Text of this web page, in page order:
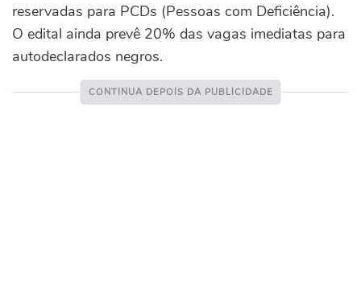
reservadas para PCDs (Pessoas com Deficiência).
O edital ainda prevê 20% das vagas imediatas para
autodeclarados negros.